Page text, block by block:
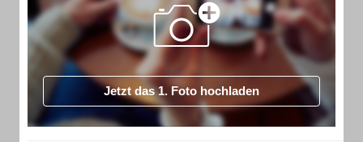
Jetzt das 1. Foto hochladen